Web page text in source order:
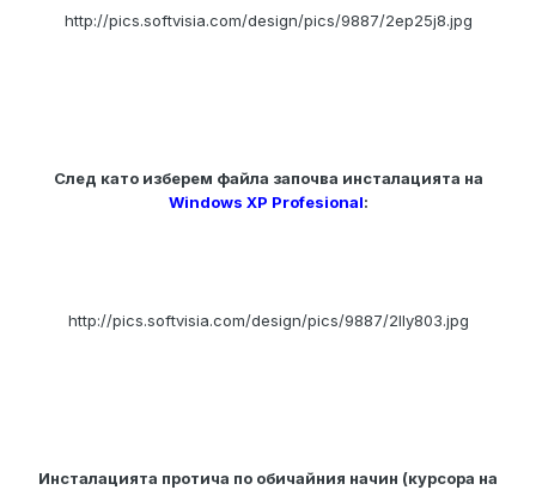
http://pics.softvisia.com/design/pics/9887/2ep25j8.jpg
След като изберем файла започва инсталацията на
Windows XP Profesional:
http://pics.softvisia.com/design/pics/9887/2lly803.jpg
Инсталацията протича по обичайния начин (курсора на